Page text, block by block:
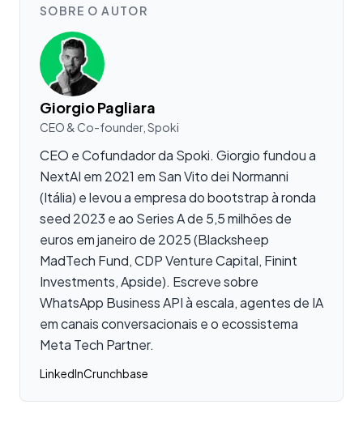
SOBRE O AUTOR
Giorgio Pagliara
CEO & Co-founder, Spoki
CEO e Cofundador da Spoki. Giorgio fundou a
NextAI em 2021 em San Vito dei Normanni
(Itália) e levou a empresa do bootstrap à ronda
seed 2023 e ao Series A de 5,5 milhões de
euros em janeiro de 2025 (Blacksheep
MadTech Fund, CDP Venture Capital, Finint
Investments, Apside). Escreve sobre
WhatsApp Business API à escala, agentes de IA
em canais conversacionais e o ecossistema
Meta Tech Partner.
LinkedInCrunchbase